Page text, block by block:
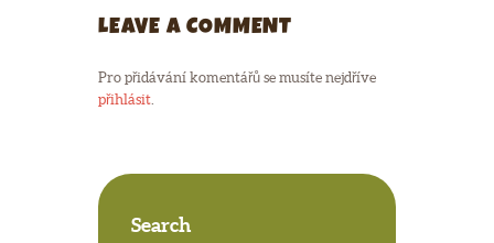
LEAVE A COMMENT
Pro přidávání komentářů se musíte nejdříve
přihlásit.
Search